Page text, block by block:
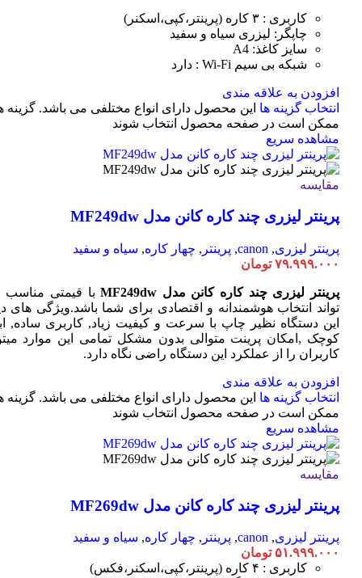
کاربری : ۳ کاره (پرینتر،کپی،اسکنر)
چاپگر: لیزری سیاه و سفید
سایز کاغذ: A4
شبکه بی سیم Wi-Fi : دارد
افزودن به علاقه مندی
انتخاب گزینه ها این محصول دارای انواع مختلفی می باشد. گزینه
ممکن است در صفحه محصول انتخاب شوند
مشاهده سریع
مقایسه
پرینتر لیزری چند کاره کانن مدل MF249dw
پرینتر لیزری,
canon
, پرینتر , چهار کاره, سیاه و سفید
۷۹.۹۹۹.۰۰۰ تومان
پرینتر لیزری چند کاره کانن مدل MF249dw
با قیمتی
تواند انتخاب هوشمندانه و اقتصادی برای شما باشد.ویژگی های
این دستگاه نظیر چاپ با سرعت و کیفیت زیاد, کاربری ساده,
کوچک ,امکان پرینت متوالی بدون مشکل تمامی این موارد
کاربران را از عملکرد این دستگاه راضی نگاه دارد.
افزودن به علاقه مندی
انتخاب گزینه ها این محصول دارای انواع مختلفی می باشد. گزینه
ممکن است در صفحه محصول انتخاب شوند
مشاهده سریع
مقایسه
پرینتر لیزری چند کاره کانن مدل MF269dw
پرینتر لیزری,
canon
, پرینتر , چهار کاره, سیاه و سفید
۵۱.۹۹۹.۰۰۰ تومان
کاربری : ۴ کاره (پرینتر،کپی،اسکنر،فکس)